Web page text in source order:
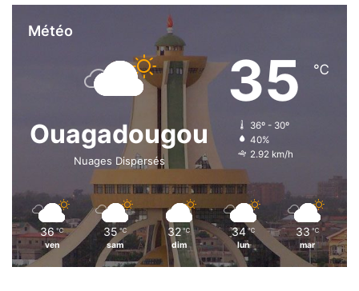
a
Météo
Ouagadougou
Nuages Dispersés
35 ℃
36º - 30º
40%
2.92 km/h
36 ℃
ven
35 ℃
sam
32 ℃
dim
34 ℃
lun
33 ℃
mar